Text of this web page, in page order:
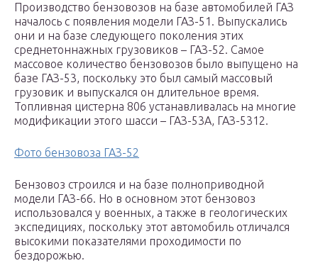
Производство бензовозов на базе автомобилей ГАЗ
началось с появления модели ГАЗ-51. Выпускались
они и на базе следующего поколения этих
среднетоннажных грузовиков – ГАЗ-52. Самое
массовое количество бензовозов было выпущено на
базе ГАЗ-53, поскольку это был самый массовый
грузовик и выпускался он длительное время.
Топливная цистерна 806 устанавливалась на многие
модификации этого шасси – ГАЗ-53А, ГАЗ-5312.
Фото бензовоза ГАЗ-52
Бензовоз строился и на базе полноприводной
модели ГАЗ-66. Но в основном этот бензовоз
использовался у военных, а также в геологических
экспедициях, поскольку этот автомобиль отличался
высокими показателями проходимости по
бездорожью.